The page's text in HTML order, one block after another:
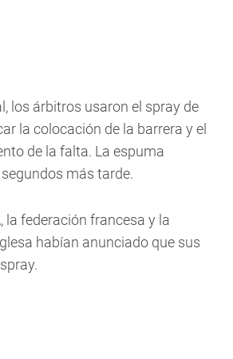
los árbitros usaron el spray de
la colocación de la barrera y el
de la falta. La espuma
más tarde.
la federación francesa y la
habían anunciado que sus